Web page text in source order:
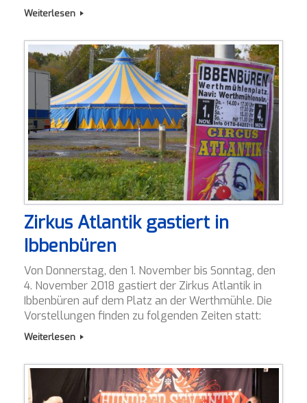
Weiterlesen
Zirkus Atlantik gastiert in
Ibbenbüren
Von Donnerstag, den 1. November bis Sonntag, den
4. November 2018 gastiert der Zirkus Atlantik in
Ibbenbüren auf dem Platz an der Werthmühle. Die
Vorstellungen finden zu folgenden Zeiten statt:
Weiterlesen